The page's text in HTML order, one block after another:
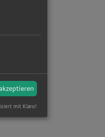
mit Klaro!